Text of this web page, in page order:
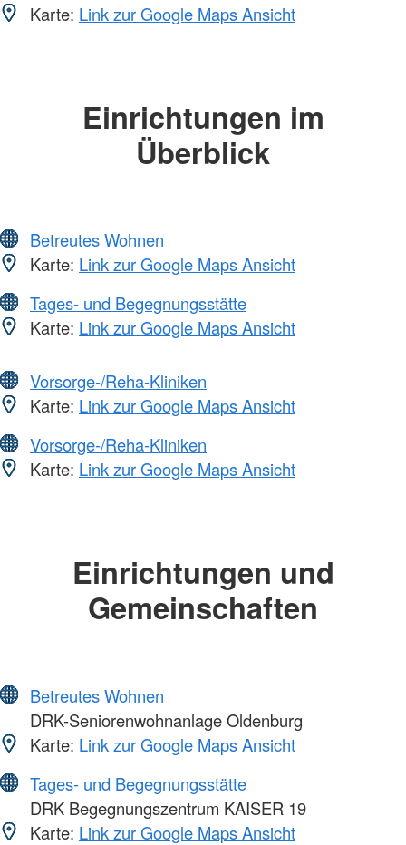
Karte: Link zur Google Maps Ansicht
Einrichtungen im
Überblick
Betreutes Wohnen
Karte: Link zur Google Maps Ansicht
Tages- und Begegnungsstätte
Karte: Link zur Google Maps Ansicht
Vorsorge-/Reha-Kliniken
Karte: Link zur Google Maps Ansicht
Vorsorge-/Reha-Kliniken
Karte: Link zur Google Maps Ansicht
Einrichtungen und
Gemeinschaften
Betreutes Wohnen
DRK-Seniorenwohnanlage Oldenburg
Karte: Link zur Google Maps Ansicht
Tages- und Begegnungsstätte
DRK Begegnungszentrum KAISER 19
Karte: Link zur Google Maps Ansicht